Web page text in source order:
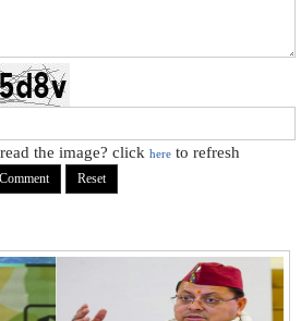
the image? clickhere to refresh